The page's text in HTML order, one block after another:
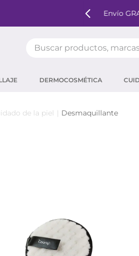
Envío
DERMOCOSMÉTICA
de la piel Desmaquillante
retinol
roche posay